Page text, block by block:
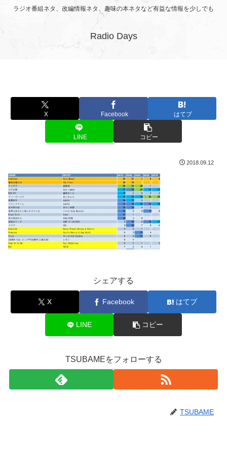
ラジオ番組ネタ、改編情報ネタ、趣味の本ネタなど有益な情報を少しでも
Radio Days
X Facebook はてブ
LINE コピー
2018.09.12
シェアする
X Facebook はてブ
LINE コピー
TSUBAMEをフォローする
TSUBAME